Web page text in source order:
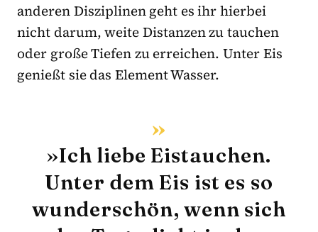
anderen Disziplinen geht es ihr hierbei
nicht darum, weite Distanzen zu tauchen
oder große Tiefen zu erreichen. Unter Eis
genießt sie das Element Wasser.
»Ich liebe Eistauchen.
Unter dem Eis ist es so
wunderschön, wenn sich